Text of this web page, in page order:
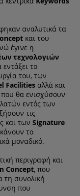
αναλυτικά τα
και του
έγινε η
τεχνολογιών
το
του, των
Facilities αλλά και
που θα ενισχύσουν
εντός των
τις
και των Signature
το
μοναδικό.
περιγραφή και
Concept, που
τη συνολική
που